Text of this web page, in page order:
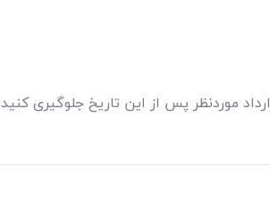
موردنظر پس از این تاریخ جلوگیری کنید